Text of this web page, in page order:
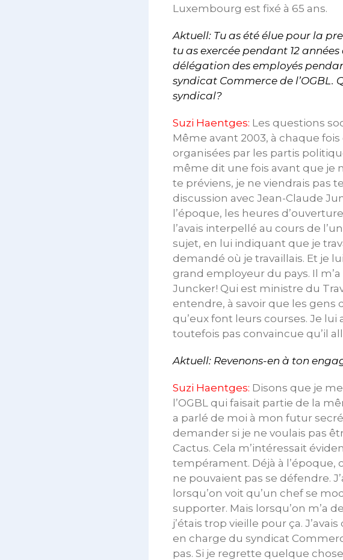
Luxembourg est fixé à 65 ans.
Aktuell: Tu as été élue pour la
tu as exercée pendant 12
délégation des employés
syndicat Commerce de l’OGBL.
syndical?
Suzi Haentges: Les questions
Même avant 2003, à chaque
organisées par les partis
même dit une fois avant que je
te préviens, je ne viendrais pas
discussion avec Jean-Claude
l’époque, les heures
l’avais interpellé au cours de
sujet, en lui indiquant que je
demandé où je travaillais. Et je
grand employeur du pays. Il m’a
Juncker! Qui est ministre du
entendre, à savoir que les gens
qu’eux font leurs courses. Je
toutefois pas convaincue qu’il
Aktuell: Revenons-en à ton
Suzi Haentges: Disons que je
l’OGBL qui faisait partie de la
a parlé de moi à mon futur
demander si je ne voulais pas
Cactus. Cela m’intéressait
tempérament. Déjà à l’époque,
ne pouvaient pas se défendre.
lorsqu’on voit qu’un chef se
supporter. Mais lorsqu’on m’a
j’étais trop vieille pour ça.
en charge du syndicat
pas. Si je regrette quelque